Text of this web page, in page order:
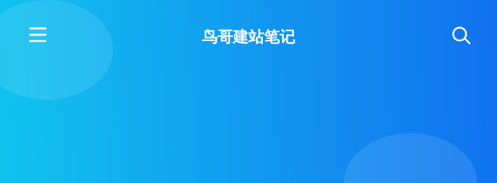
鸟哥建站笔记